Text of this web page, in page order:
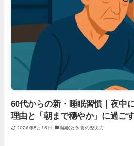
60代からの新・睡眠習慣｜夜中
理由と「朝まで穏やか」に過ご
2026年5月16日 睡眠と休養の整え方